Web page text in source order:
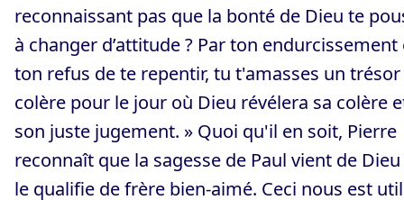
reconnaissant pas que la bonté de Dieu te
à changer d’attitude ? Par ton endurcissement
ton refus de te repentir, tu t'amasses un
colère pour le jour où Dieu révélera sa colère
son juste jugement. » Quoi qu'il en soit, Pierre
reconnaît que la sagesse de Paul vient de
le qualifie de frère bien-aimé. Ceci nous est